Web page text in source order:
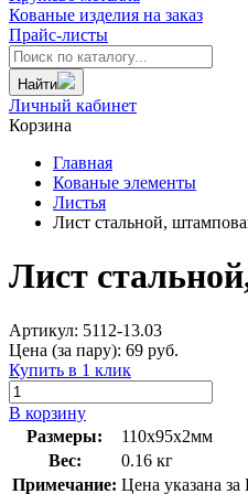
Кованые изделия на заказ
Прайс-листы
Найти
Личный кабинет
Корзина
Главная
Кованые элементы
Листья
Лист стальной,
Лист
Артикул: 5112-13.03
Цена (за пару): 69 руб.
Купить в 1 клик
В корзину
Размеры:
110х95х2мм
Вес:
0.16 кг
Примечание: Цена указана